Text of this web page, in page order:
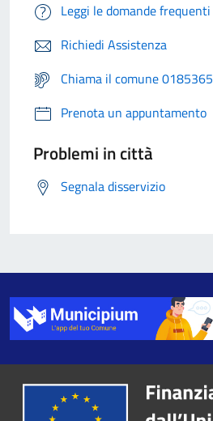
Leggi le domande frequenti
Richiedi Assistenza
Chiama il comune
Prenota un appuntamento
Problemi in città
Segnala disservizio